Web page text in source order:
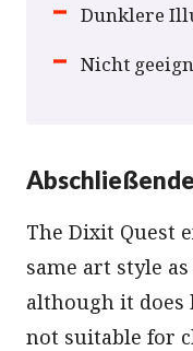
Dunklere
Nicht
The Dixit Quest
same art style
although it does
not suitable for